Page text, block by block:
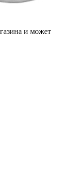
и может